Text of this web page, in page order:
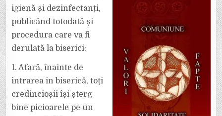
igienă și dezinfectanți,
publicând totodată și
procedura care va fi
derulată la biserici:
1. Afară, înainte de
intrarea in biserică, toți
credincioșii își șterg
bine picioarele pe un